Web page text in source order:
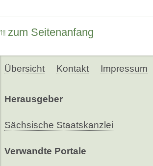
zum Seitenanfang
Übersicht Kontakt Impressum
Herausgeber
Sächsische Staatskanzlei
Verwandte Portale